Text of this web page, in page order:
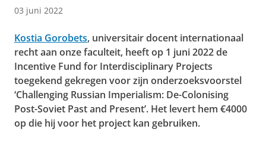
03 juni 2022
Kostia Gorobets, universitair docent internationaal
recht aan onze faculteit, heeft op 1 juni 2022 de
Incentive Fund for Interdisciplinary Projects
toegekend gekregen voor zijn onderzoeksvoorstel
‘Challenging Russian Imperialism: De-Colonising
Post-Soviet Past and Present’. Het levert hem €4000
op die hij voor het project kan gebruiken.